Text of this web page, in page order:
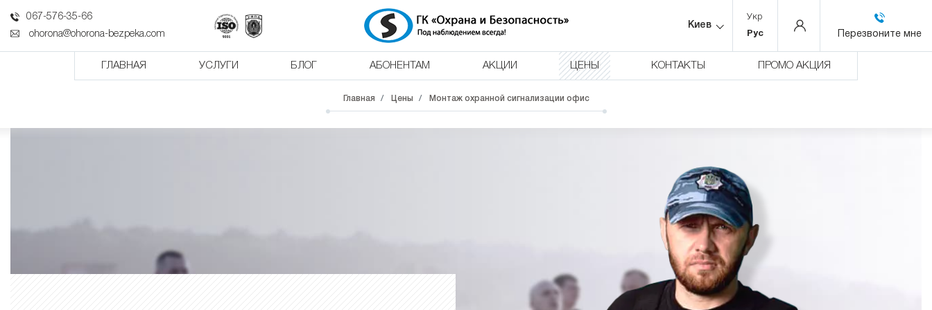
067-576-35-66
ohorona@ohorona-bezpeka.com
Киев
Укр
Рус Перезвоните мне
ГЛАВНАЯ УСЛУГИ БЛОГ АБОНЕНТАМ АКЦИИ ЦЕНЫ КОНТАКТЫ ПРОМО АКЦИЯ
Главная Цены Монтаж охранной сигнализации офис